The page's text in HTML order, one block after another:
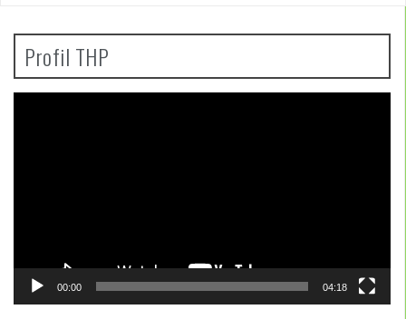
Profil THP
00:00 04:18